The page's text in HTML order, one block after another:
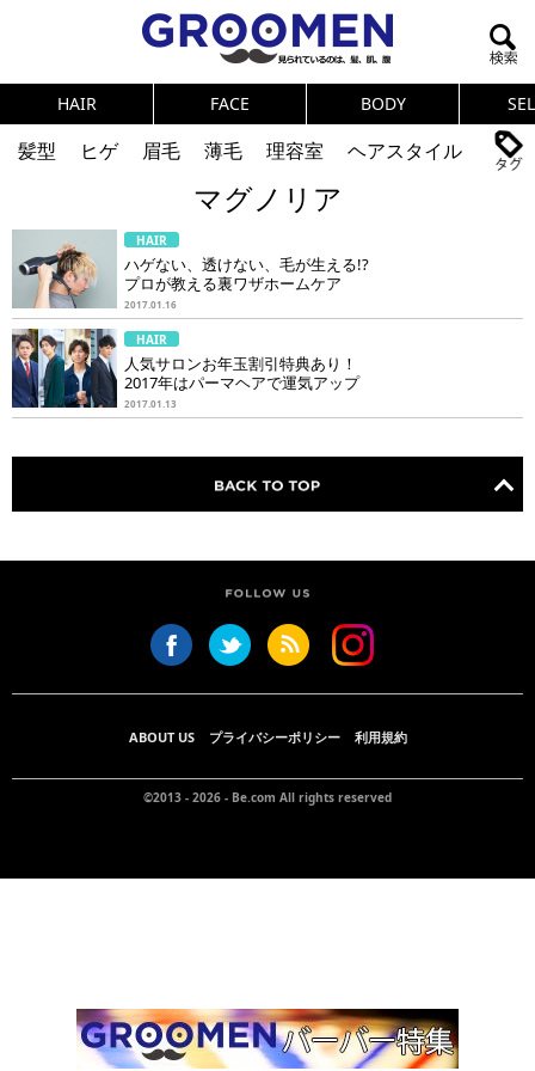
HAIR FACE BODY
髪型 ヒゲ 眉毛 薄毛 理容室
ヘアスタイル
ニオイ
連載
メンズコスメ
NEWS PICK UP 筋肉
テストステロン
海外セレブ
健康
スキンケア 食事
調査結果
トレーニング
好印象な男
頭皮ケア
マグノリア
HAIR
ハゲない、透けない、毛が生える!?
プロが教える裏ワザホームケア
2017.01.16
HAIR
人気サロンお年玉割引特典あり！
2017年はパーマヘアで運気アップ
2017.01.13
ABOUT US プライバシーポリシー 利用規約
©2013 - 2026 - Be.com All rights reserved